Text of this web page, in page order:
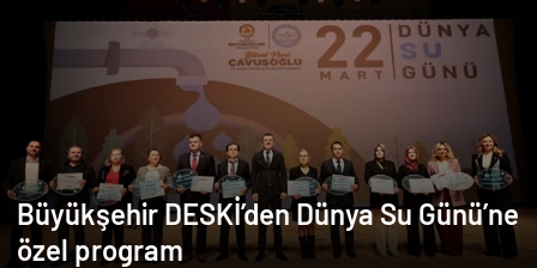
Büyükşehir DESKİ’den Dünya Su Günü’ne
özel program